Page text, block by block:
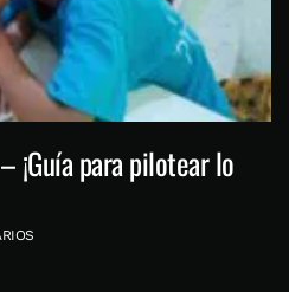
¡Guía para pilotear lo